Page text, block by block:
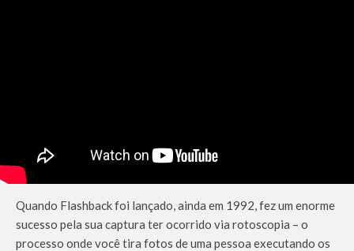
Quando Flashback foi lançado, ainda em 1992, fez um enorme
sucesso pela sua captura ter ocorrido via rotoscopia – o
processo onde você tira fotos de uma pessoa executando os